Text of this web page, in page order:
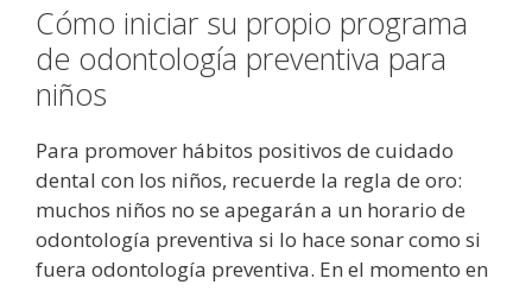
Cómo iniciar su propio programa
de odontología preventiva para
niños
Para promover hábitos positivos de cuidado
dental con los niños, recuerde la regla de oro:
muchos niños no se apegarán a un horario de
odontología preventiva si lo hace sonar como si
fuera odontología preventiva. En el momento en